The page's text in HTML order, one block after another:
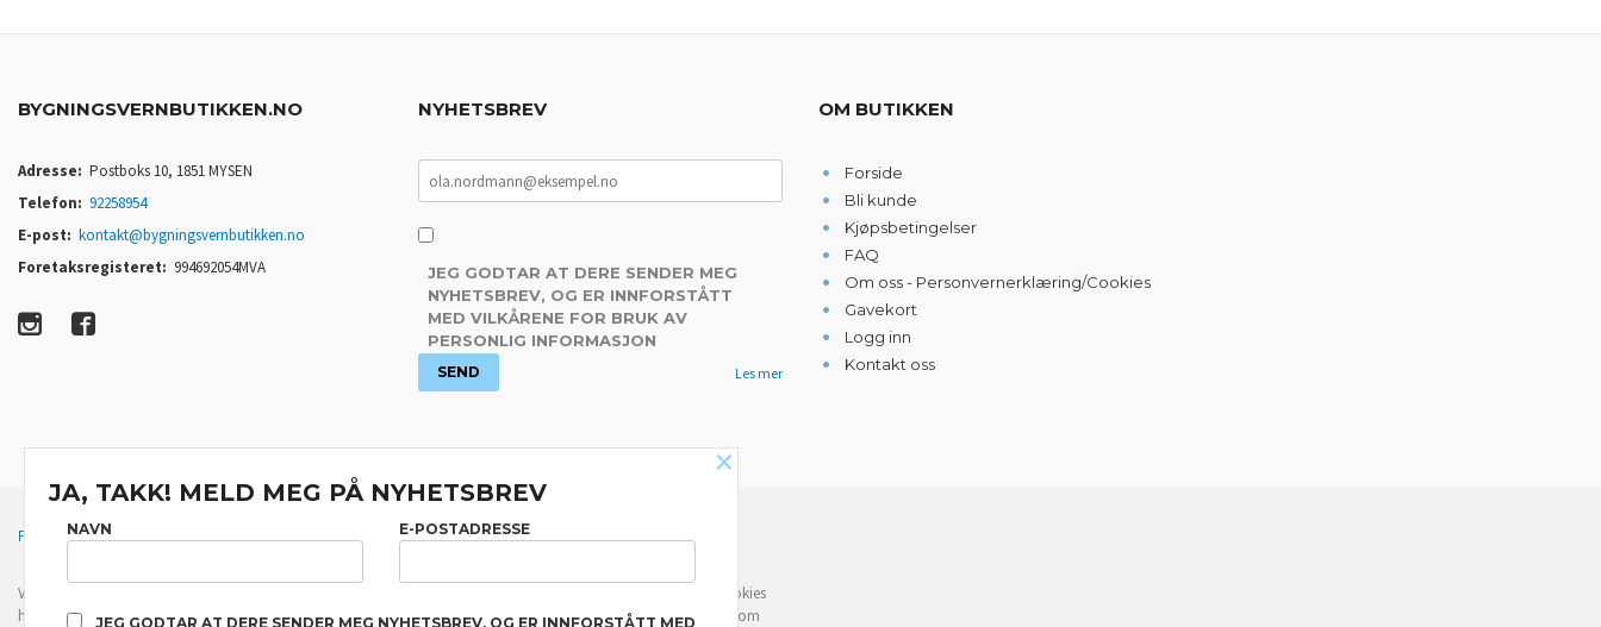
BYGNINGSVERNBUTIKKEN.NO
Adresse: Postboks 10, 1851 MYSEN
Telefon: 92258954
E-post: kontakt@bygningsvernbutikken.no
Foretaksregisteret: 994692054MVA
NYHETSBREV
JEG GODTAR AT DERE SENDER MEG
NYHETSBREV, OG ER INNFORSTÅTT
MED VILKÅRENE FOR BRUK AV
PERSONLIG INFORMASJON
Les mer
OM BUTIKKEN
Forside
Bli kunde
Kjøpsbetingelser
FAQ
Om oss - Personvernerklæring/Cookies
Gavekort
Logg inn
Kontakt oss
FRAKT KJØPSBETINGELSER SIKKERHET OG PERSONVERN NYHETSBREV
Vår nettbutikk bruker cookies slik at du får en bedre kjøpsopplevelse og vi kan yte deg bedre service. Vi bruker cookies
hovedsaklig til å lagre innloggingsdetaljer og huske hva du har puttet i handlekurven din. Fortsett å bruke siden som
×
JA, TAKK! MELD MEG PÅ NYHETSBREV
NAVN E-POSTADRESSE
JEG GODTAR AT DERE SENDER MEG NYHETSBREV, OG ER INNFORSTÅTT MED